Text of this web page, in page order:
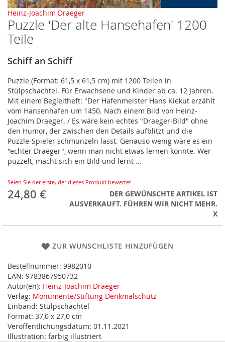
Heinz-Joachim Draeger
Puzzle 'Der alte Hansehafen' 1200
Teile
Schiff an Schiff
Puzzle (Format: 61,5 x 61,5 cm) mit 1200 Teilen in
Stülpschachtel. Für Erwachsene und Kinder ab ca. 12 Jahren.
Mit einem Begleitheft: "Der Hafenmeister Hans Kiekut erzählt
vom Hansenhafen um 1450. Nach einem Bild von Heinz-
Joachim Draeger. / Es wäre kein echtes "Draeger-Bild" ohne
den Humor, der zwischen den Details aufblitzt und die
Puzzle-Spieler schmunzeln lässt. Genauso wenig wäre es ein
"echter Draeger", wenn man nicht etwas lernen könnte. Wer
puzzelt, macht sich ein Bild und lernt …
Seien Sie der erste, der dieses Produkt bewertet
24,80 €
DER GEWÜNSCHTE ARTIKEL IST
AUSVERKAUFT. FÜHREN WIR NICHT MEHR.
X
ZUR WUNSCHLISTE HINZUFÜGEN
Bestellnummer: 9982010
EAN: 9783867950732
Autor(en): Heinz-Joachim Draeger
Verlag: Monumente/Stiftung Denkmalschutz
Einband: Stülpschachtel
Format: 37,0 x 27,0 cm
Veröffentlichungsdatum: 01.11.2021
Illustration: farbig illustriert
Zum
Anfang
der
Bildergalerie